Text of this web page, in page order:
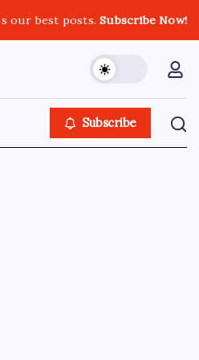
our best posts.Subscribe Now!
Subscribe